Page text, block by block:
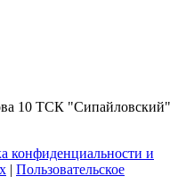
10 ТСК "Сипайловский"
конфиденциальности и
| Пользовательское